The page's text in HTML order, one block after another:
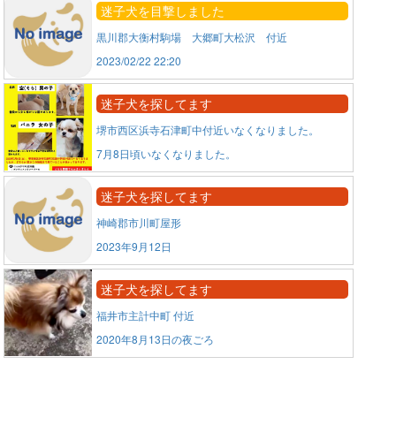
迷子犬を目撃しました
黒川郡大衡村駒場 大郷町大松沢 付近
2023/02/22 22:20
迷子犬を探してます
堺市西区浜寺石津町中付近いなくなりました。
7月8日頃いなくなりました。
迷子犬を探してます
神崎郡市川町屋形
2023年9月12日
迷子犬を探してます
福井市主計中町 付近
2020年8月13日の夜ごろ